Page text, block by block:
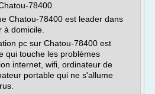
78400
Chatou-78400 est leader dans
à domicile.
pc sur Chatou-78400 est
qui touche les problèmes
internet, wifi, ordinateur de
portable qui ne s'allume